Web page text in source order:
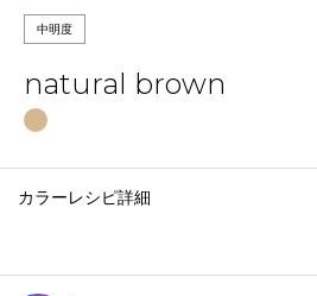
中明度
natural brown
カラーレシピ詳細